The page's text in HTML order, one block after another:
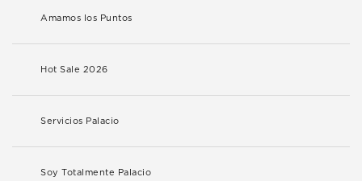
Amamos los Puntos
Hot Sale 2026
Servicios Palacio
Soy Totalmente Palacio